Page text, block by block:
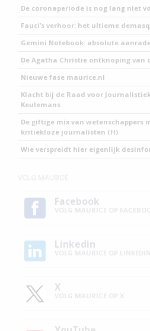
De coronaperiode is nog lang niet
Fauci’s verhoor: het ultieme
Gemini Notebook: absolute
De Agatha Christie ontknoping van
Nieuwe fase maurice.nl
Klacht bij de Raad voor
Keulemans
De giftige mix van wetenschappers
kritiekloze journalisten (H)
Wie verspreidt hier eigenlijk
Facebook
Linkedin
X